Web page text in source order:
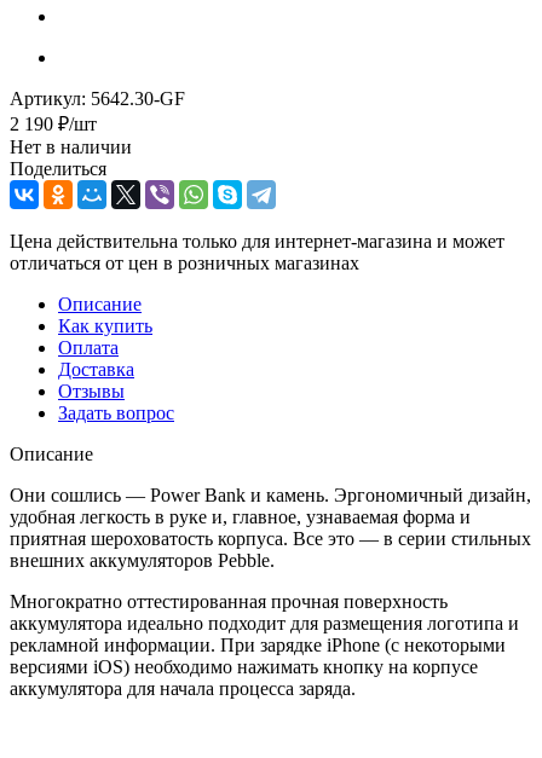
Артикул: 5642.30-GF
2 190 ₽/шт
Нет в наличии
Поделиться
Цена действительна только для интернет-магазина и может
отличаться от цен в розничных магазинах
Описание
Как купить
Оплата
Доставка
Отзывы
Задать вопрос
Описание
Они сошлись — Power Bank и камень. Эргономичный дизайн,
удобная легкость в руке и, главное, узнаваемая форма и
приятная шероховатость корпуса. Все это — в серии стильных
внешних аккумуляторов Pebble.
Многократно оттестированная прочная поверхность
аккумулятора идеально подходит для размещения логотипа и
рекламной информации. При зарядке iPhone (с некоторыми
версиями iOS) необходимо нажимать кнопку на корпусе
аккумулятора для начала процесса заряда.